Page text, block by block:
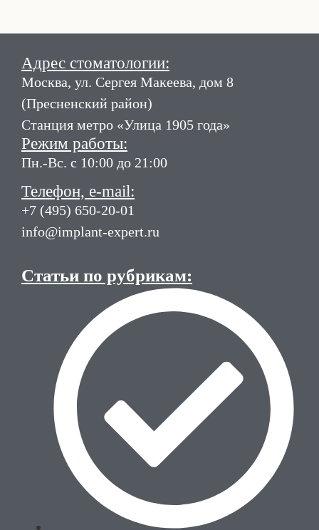
Адрес стоматологии:
Москва, ул. Сергея Макеева, дом 8
(Пресненский район)
Станция метро «Улица 1905 года»
Режим работы:
Пн.-Вс. с 10:00 до 21:00
Телефон, e-mail:
+7 (495) 650-20-01
info@implant-expert.ru
Статьи по рубрикам: